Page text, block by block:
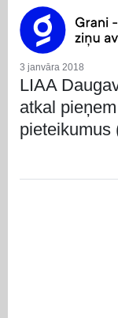
3 janvāra 2018
LIAA
atkal
pieteikumus